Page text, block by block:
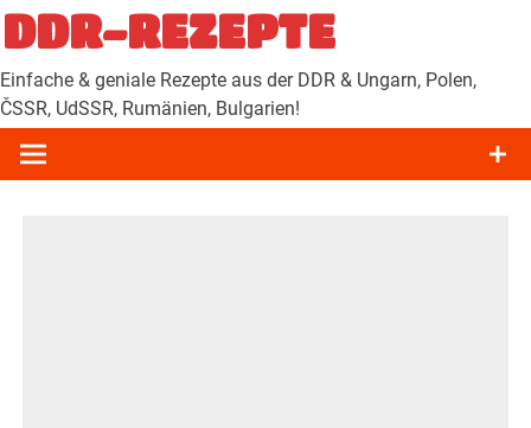
Zum
Inhalt
springen
DDR-REZEPTE
Einfache & geniale Rezepte aus der DDR & Ungarn, Polen,
ČSSR, UdSSR, Rumänien, Bulgarien!